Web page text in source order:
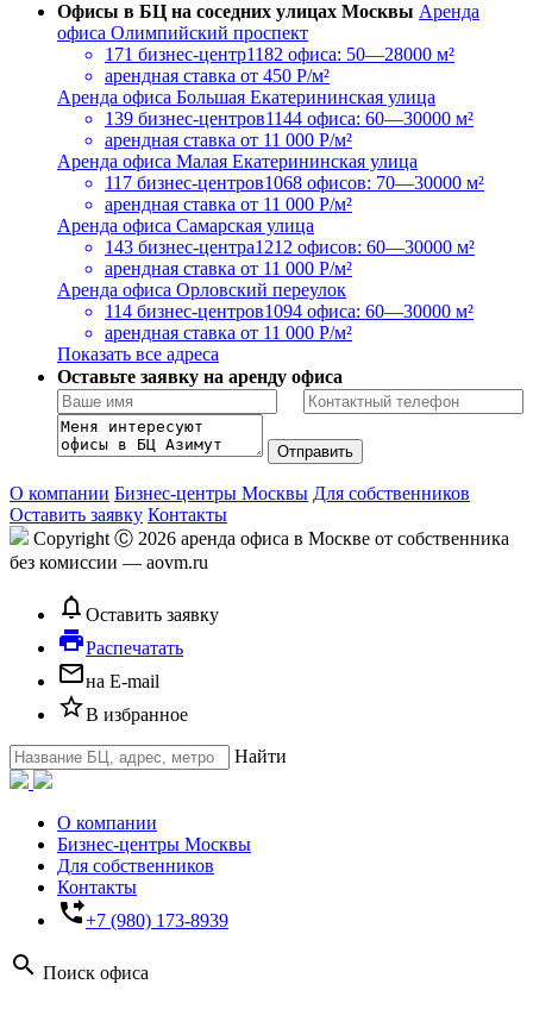
Офисы в БЦ на соседних улицах Москвы Аренда
офиса Олимпийский проспект
171 бизнес-центр1182 офиса: 50—28000 м²
арендная ставка от 450 Р/м²
Аренда офиса Большая Екатерининская улица
139 бизнес-центров1144 офиса: 60—30000 м²
арендная ставка от 11 000 Р/м²
Аренда офиса Малая Екатерининская улица
117 бизнес-центров1068 офисов: 70—30000 м²
арендная ставка от 11 000 Р/м²
Аренда офиса Самарская улица
143 бизнес-центра1212 офисов: 60—30000 м²
арендная ставка от 11 000 Р/м²
Аренда офиса Орловский переулок
114 бизнес-центров1094 офиса: 60—30000 м²
арендная ставка от 11 000 Р/м²
Показать все адреса
Оставьте заявку на аренду офиса
О компании Бизнес-центры Москвы Для собственников
Оставить заявку Контакты
Copyright Ⓒ 2026 аренда офиса в Москве от собственника
без комиссии — aovm.ru
notifications_none Оставить заявку
local_printshopРаспечатать
mail_outlineна E-mail
star_borderВ избранное
Найти
О компании
Бизнес-центры Москвы
Для собственников
Контакты
phone_forwarded+7 (980) 173-8939
search Поиск офиса